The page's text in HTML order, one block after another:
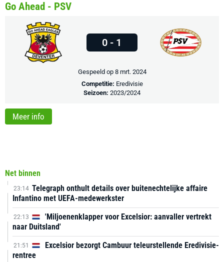
Net binnen
23:14 Telegraph onthult details over buitenechtelijke affaire
Infantino met UEFA-medewerkster
22:13
'Miljoenenklapper voor Excelsior: aanvaller vertrekt
naar Duitsland'
21:51
Excelsior bezorgt Cambuur teleurstellende Eredivisie-
rentree
Go Ahead - PSV
0 - 1
Gespeeld op 8 mrt. 2024
Competitie: Eredivisie
Seizoen: 2023/2024
Meer info